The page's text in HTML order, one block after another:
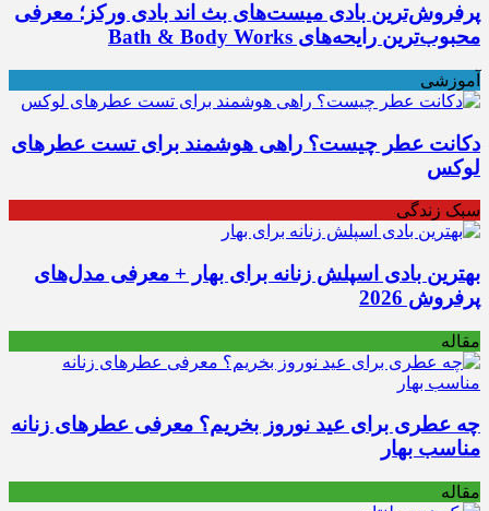
پرفروش‌ترین بادی میست‌های بث اند بادی ورکز؛ معرفی
محبوب‌ترین رایحه‌های Bath & Body Works
آموزشی
دکانت عطر چیست؟ راهی هوشمند برای تست عطرهای
لوکس
سبک زندگی
بهترین بادی اسپلش زنانه برای بهار + معرفی مدل‌های
پرفروش 2026
مقاله
چه عطری برای عید نوروز بخریم؟ معرفی عطرهای زنانه
مناسب بهار
مقاله